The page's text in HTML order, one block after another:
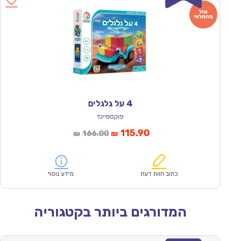
4 על גלגלים
פוקסמיינד
₪ 166.00המחיר
₪166.00.
₪ 115.90המחיר
הוא:
כתוב חוות דעת מידע נוסף
המדורגים ביותר בקטגוריה